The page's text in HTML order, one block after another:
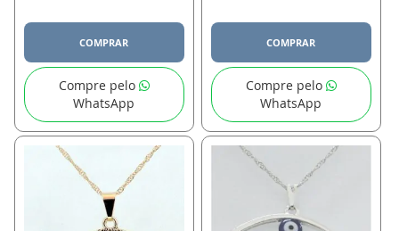
COMPRAR
Compre pelo
WhatsApp
COMPRAR
Compre pelo
WhatsApp